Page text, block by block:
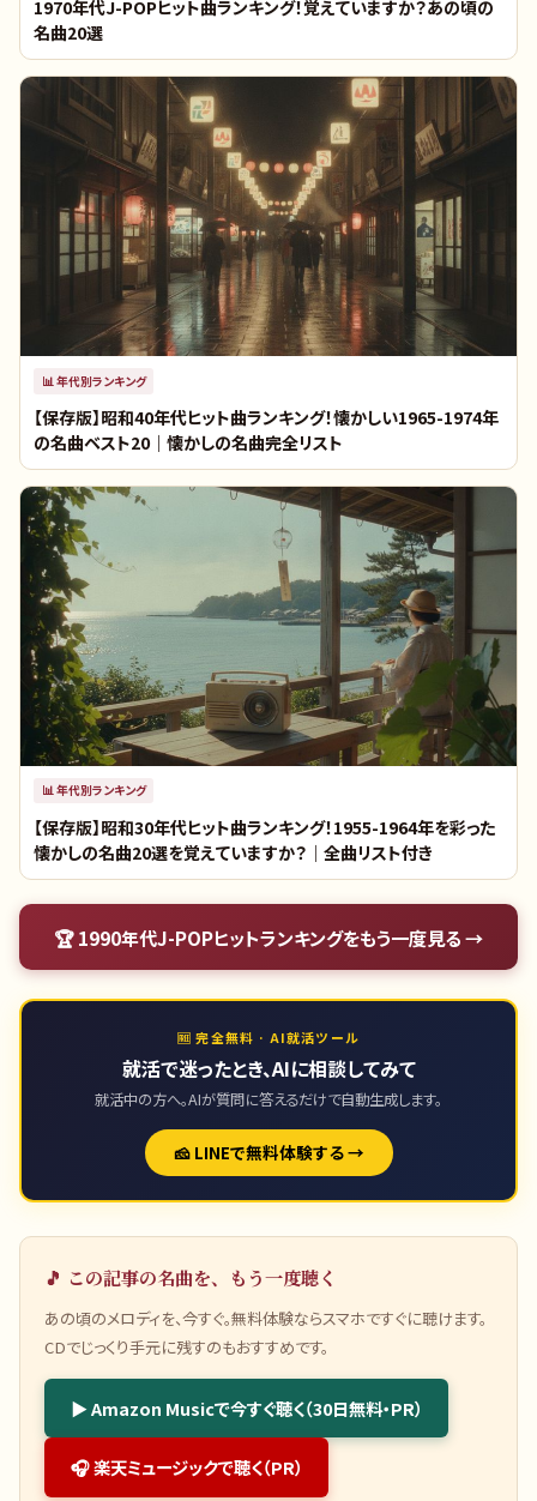
1970年代J-POPヒット曲ランキング！覚えていますか？あの頃の
名曲20選
📊 年代別ランキング
【保存版】昭和40年代ヒット曲ランキング！懐かしい1965-1974年
の名曲ベスト20｜懐かしの名曲完全リスト
📊年代別ランキング
【保存版】昭和30年代ヒット曲ランキング！1955-1964年を彩った
懐かしの名曲20選を覚えていますか？｜全曲リスト付き
🏆1990年代J-POPヒットランキングをもう一度見る →
🆓 完全無料 · AI就活ツール
就活で迷ったとき、AIに相談してみて
就活中の方へ。AIが質問に答えるだけで自動生成します。
🧀 LINEで無料体験する →
🎵 この記事の名曲を、もう一度聴く
あの頃のメロディを、今すぐ。無料体験ならスマホですぐに聴けます。
CDでじっくり手元に残すのもおすすめです。
▶ Amazon Musicで今すぐ聴く（30日無料・PR）
🎧 楽天ミュージックで聴く（PR）